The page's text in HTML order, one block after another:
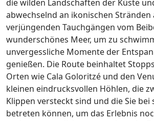
die wilden Landschaften der Küste
abwechselnd an ikonischen Stränden
verjüngenden Tauchgängen vom
wunderschönes Meer, um zu
unvergessliche Momente der
genießen. Die Route beinhaltet
Orten wie Cala Goloritzé und den
kleinen eindrucksvollen Höhlen, die
Klippen versteckt sind und die Sie
betreten können, um das Erlebnis